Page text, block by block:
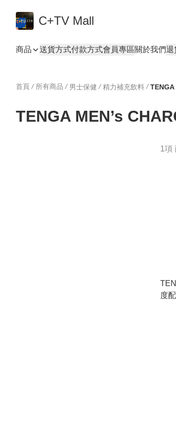
C+TV Mall
商品 送貨方式付款方式會員專區關於我們退
首頁 / 所有商品 / 男士保健 / 精力補充飲料 / TENGA
TENGA MEN’s
1項
度